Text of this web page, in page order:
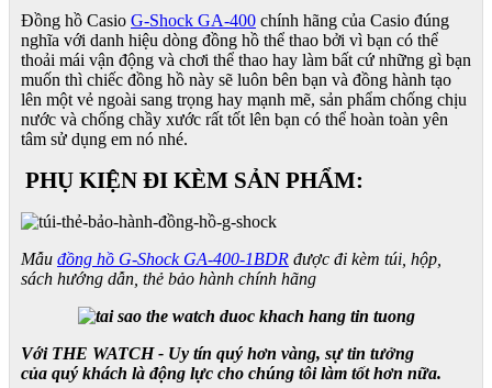
Đồng hồ Casio G-Shock GA-400 chính hãng của Casio đúng
nghĩa với danh hiệu dòng đồng hồ thể thao bởi vì bạn có thể
thoải mái vận động và chơi thể thao hay làm bất cứ những gì bạn
muốn thì chiếc đồng hồ này sẽ luôn bên bạn và đồng hành tạo
lên một vẻ ngoài sang trọng hay mạnh mẽ, sản phẩm chống chịu
nước và chống chầy xước rất tốt lên bạn có thể hoàn toàn yên
tâm sử dụng em nó nhé.
PHỤ KIỆN ĐI KÈM SẢN PHẨM:
Mẫu đồng hồ G-Shock GA-400-1BDR được đi kèm túi, hộp,
sách hướng dẫn, thẻ bảo hành chính hãng
Với THE WATCH - Uy tín quý hơn vàng, sự tin tưởng
của quý khách là động lực cho chúng tôi làm tốt hơn nữa.